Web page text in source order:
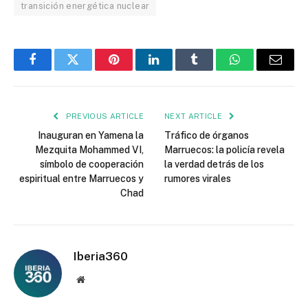
transición energética nuclear
FacebookTwitter PinterestLinkedInTumblr WhatsAppEmail
PREVIOUS ARTICLE
Inauguran en Yamena la
Mezquita Mohammed VI,
símbolo de cooperación
espiritual entre Marruecos y
Chad
NEXT ARTICLE
Tráfico de órganos
Marruecos: la policía revela
la verdad detrás de los
rumores virales
Iberia360
Website